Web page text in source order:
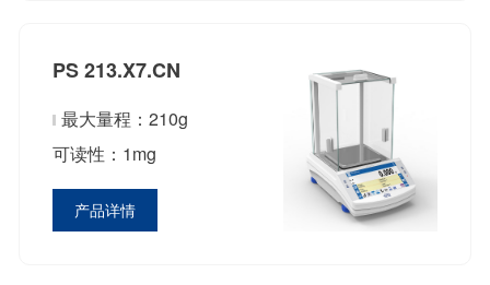
PS 213.X7.CN
最大量程：210g
可读性：1mg
产品详情